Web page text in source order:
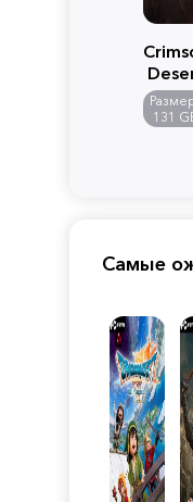
131
Самые